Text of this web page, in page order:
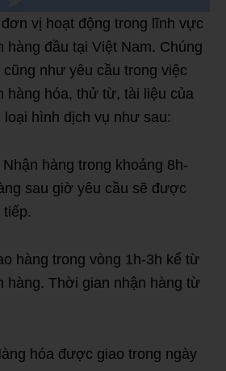
vị hoạt động trong lĩnh vực
hàng đầu tại Việt Nam. Chúng
như yêu cầu trong việc
hàng hóa, thử từ, tài liệu của
hình dịch vụ như sau:
hàng trong khoảng 8h-
sau giờ yêu cầu sẽ được
hàng trong vòng 1h-3h kể từ
hàng. Thời gian nhận hàng từ
hóa được giao trong ngày